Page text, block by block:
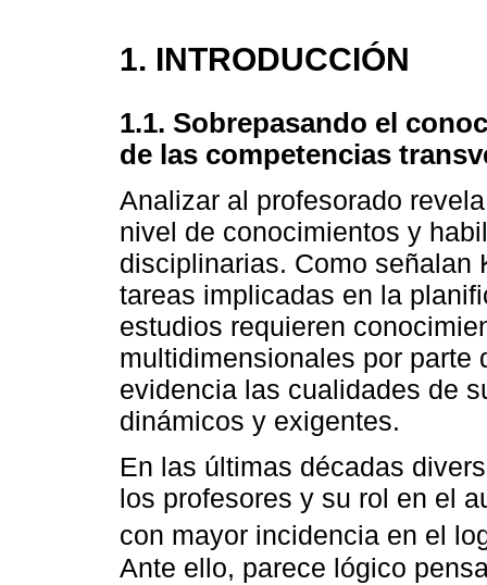
1. INTRODUCCIÓN
1.1. Sobrepasando el
de las competencias
Analizar al profesorado
nivel de conocimientos y
disciplinarias. Como señalan
tareas implicadas en la
estudios requieren
multidimensionales por parte
evidencia las cualidades de
dinámicos y exigentes.
En las últimas décadas
los profesores y su rol en el
con mayor incidencia en el
Ante ello, parece lógico